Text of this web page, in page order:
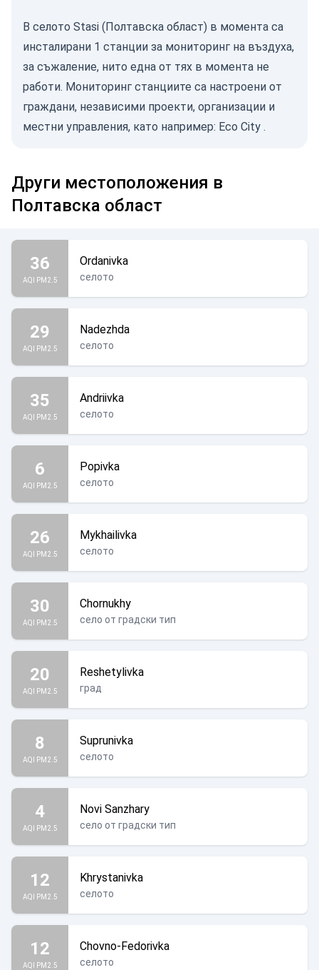
В селото Stasi (Полтавска област) в момента са
инсталирани 1 станции за мониторинг на въздуха,
за съжаление, нито една от тях в момента не
работи. Мониторинг станциите са настроени от
граждани, независими проекти, организации и
местни управления, като например: Eco City .
Други местоположения в
Полтавска област
36
AQI PM2.5
Ordanivka
селото
29
AQI PM2.5
Nadezhda
селото
35
AQI PM2.5
Andriivka
селото
6
AQI PM2.5
Popivka
селото
26
AQI PM2.5
Mykhailivka
селото
30
AQI PM2.5
Chornukhy
село от градски тип
20
AQI PM2.5
Reshetylivka
град
8
AQI PM2.5
Suprunivka
селото
4
AQI PM2.5
Novi Sanzhary
село от градски тип
12
AQI PM2.5
Khrystanivka
селото
12
AQI PM2.5
Chovno-Fedorivka
селото